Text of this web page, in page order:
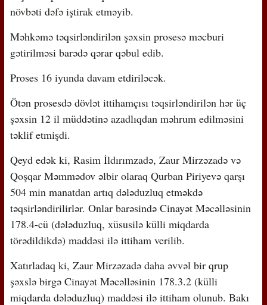
növbəti dəfə iştirak etməyib.
Məhkəmə təqsirləndirilən şəxsin prosesə məcburi
gətirilməsi barədə qərar qəbul edib.
Proses 16 iyunda davam etdiriləcək.
Ötən prosesdə dövlət ittihamçısı təqsirləndirilən hər üç
şəxsin 12 il müddətinə azadlıqdan məhrum edilməsini
təklif etmişdi.
Qeyd edək ki, Rasim İldırımzadə, Zaur Mirzəzadə və
Qoşqar Məmmədov əlbir olaraq Qurban Piriyevə qarşı
504 min manatdan artıq dələduzluq etməkdə
təqsirləndirilirlər. Onlar barəsində Cinayət Məcəlləsinin
178.4-cü (dələduzluq, xüsusilə külli miqdarda
törədildikdə) maddəsi ilə ittiham verilib.
Xatırladaq ki, Zaur Mirzəzadə daha əvvəl bir qrup
şəxslə birgə Cinayət Məcəlləsinin 178.3.2 (külli
miqdarda dələduzluq) maddəsi ilə ittiham olunub. Bakı